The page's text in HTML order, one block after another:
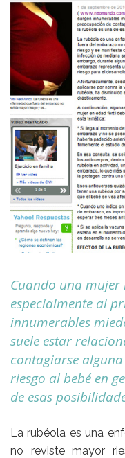
Cuando una
especialmente al
innumerables
suele estar
contagiarse
riesgo al bebé en
de esas
La rubéola es una
no reviste mayor